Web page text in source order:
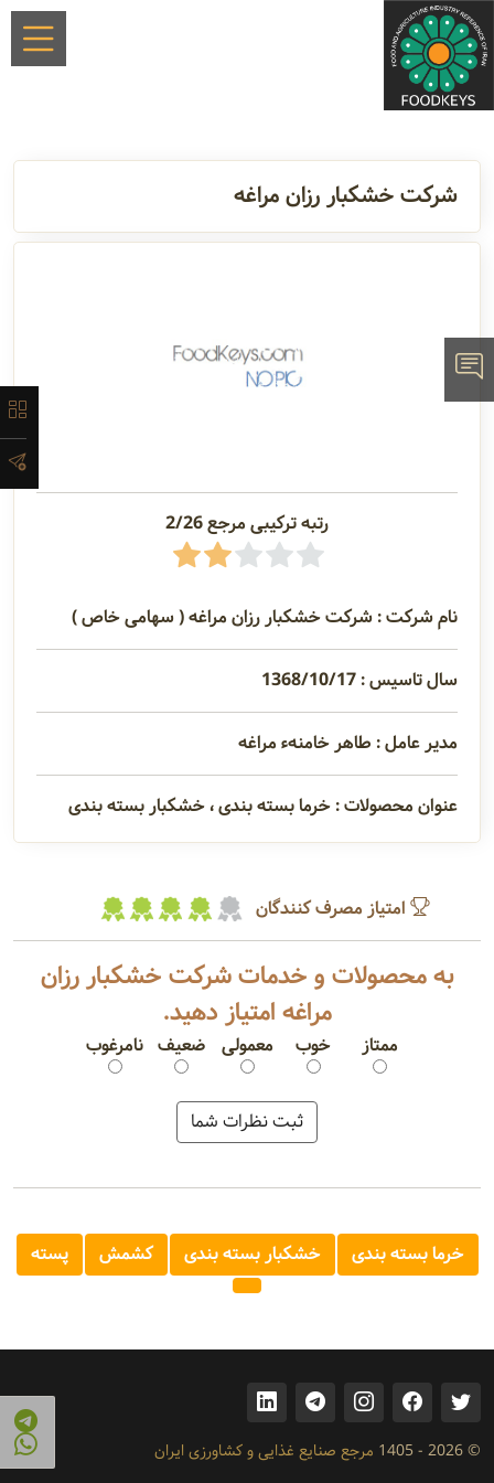
×
معرفی
لیست
مدیران و
مسئولین
گالری
سابقه
شرکت
شرکت خشکبار رزان مراغه
رتبه ترکیبی مرجع 2/26
نام شرکت : شرکت خشکبار رزان مراغه ( سهامی خاص )
سال تاسیس : 1368/10/17
مدیر عامل : طاهر خامنهء مراغه
عنوان محصولات : خرما بسته بندی ، خشکبار بسته بندی
امتیاز مصرف کنندگان
به محصولات و خدمات شرکت خشکبار رزان
مراغه امتیاز دهید.
نامرغوب ضعیف معمولی خوب ممتاز
خرما بسته بندی خشکبار بسته بندی کشمش پسته
© 2026 - 1405 مرجع صنایع غذایی و کشاورزی ایران